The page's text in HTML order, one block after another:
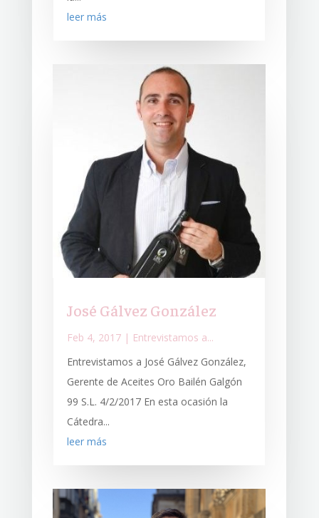
leer más
José Gálvez González
Feb 4, 2017| Entrevistamos a...
Entrevistamos a José Gálvez González,
Gerente de Aceites Oro Bailén Galgón
99 S.L. 4/2/2017 En esta ocasión la
Cátedra...
leer más